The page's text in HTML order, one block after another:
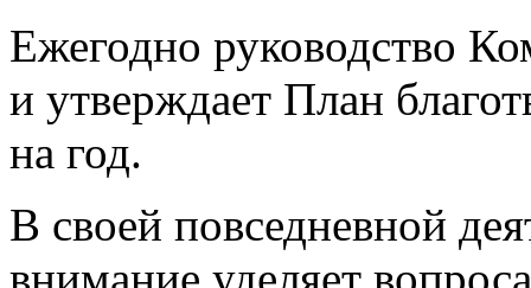
Ежегодно руководство
и утверждает План
на год.
В своей повседневной
внимание уделяет